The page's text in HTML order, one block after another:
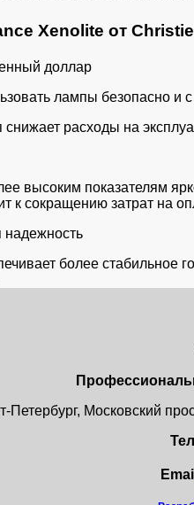
Xenolite от
доллар
лампы безопасно и
расходы на
высоким показателям
к сокращению затрат на
надежность
более стабильное
Петербург, Московский